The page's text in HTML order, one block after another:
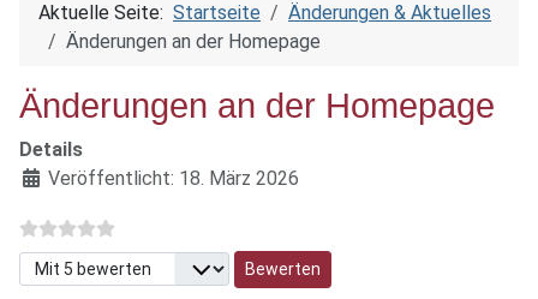
Aktuelle Seite: Startseite
Änderungen & Aktuelles
Änderungen an der Homepage
Änderungen an der Homepage
Details
Veröffentlicht: 18. März 2026
Bitte bewerten